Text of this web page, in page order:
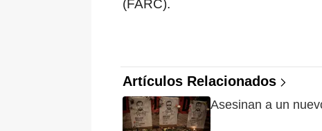
(FARC).
Artículos Relacionados
Asesinan a un